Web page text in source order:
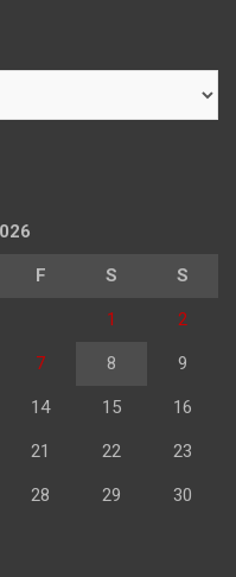
F S S
1 2
7 8 9
14 15 16
21 22 23
28 29 30